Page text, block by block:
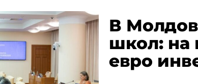
В
школ: на
евро